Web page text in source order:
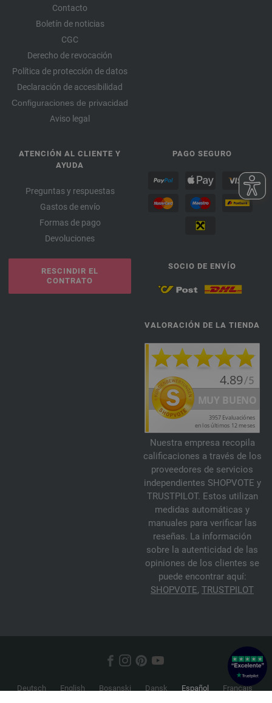
Contacto
Boletín de noticias
CGC
Derecho de revocación
Política de protección de datos
Declaración de accesibilidad
Configuraciones de privacidad
Aviso legal
ATENCIÓN AL CLIENTE Y
AYUDA
Preguntas y respuestas
Gastos de envío
Formas de pago
Devoluciones
RESCINDIR EL
CONTRATO
PAGO SEGURO
SOCIO DE ENVÍO
VALORACIÓN DE LA TIENDA
Nuestra empresa recopila
calificaciones a través de los
proveedores de servicios
independientes SHOPVOTE y
TRUSTPILOT. Estos utilizan
medidas automáticas y
manuales para verificar las
reseñas. La información
sobre la autenticidad de las
opiniones de los clientes se
puede encontrar aquí:
SHOPVOTE, TRUSTPILOT
Deutsch English Bosanski Dansk Español
Français